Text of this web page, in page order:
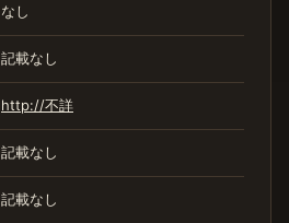
なし
記載なし
http://不詳
記載なし
記載なし